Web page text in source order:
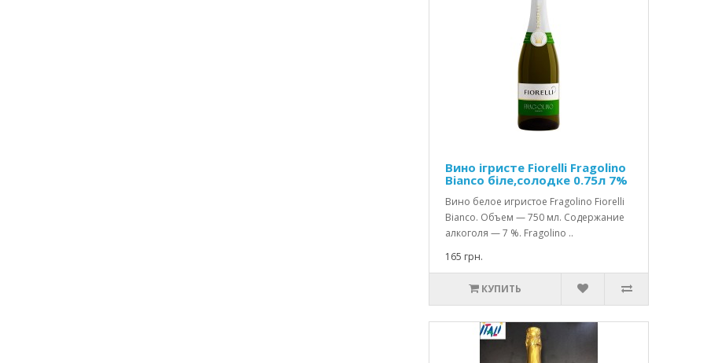
Вино ігристе Fiorelli Fragolino
Bianco біле,солодке 0.75л 7%
Вино белое игристое Fragolino Fiorelli
Bianco. Объем — 750 мл. Содержание
алкоголя — 7 %. Fragolino ..
165 грн.
КУПИТЬ